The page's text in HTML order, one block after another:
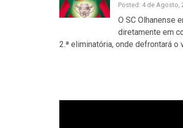
Posted: 4 de Agosto,
O SC Olhanense
diretamente em
2.ª eliminatória, onde defrontará o